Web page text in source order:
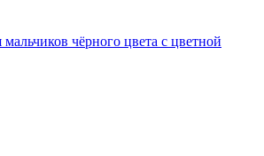
чёрного цвета с цветной